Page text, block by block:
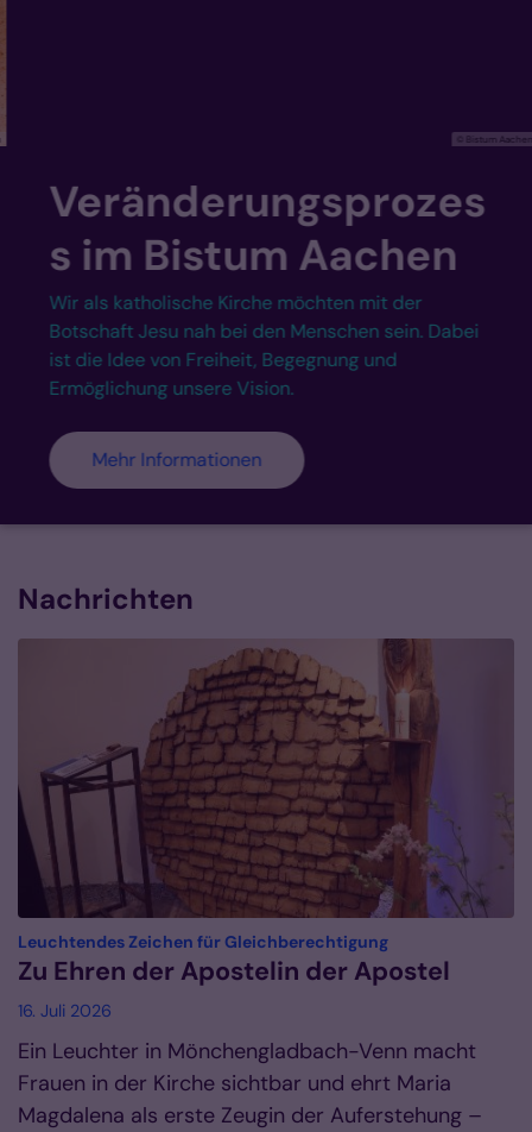
© Bistum Aachen
Veränderungsprozes
s im Bistum Aachen
Wir als katholische Kirche möchten mit der
Botschaft Jesu nah bei den Menschen sein. Dabei
ist die Idee von Freiheit, Begegnung und
Ermöglichung unsere Vision.
Mehr Informationen
Nachrichten
Leuchtendes Zeichen für Gleichberechtigung:
Zu Ehren der Apostelin der Apostel
16. Juli 2026
Ein Leuchter in Mönchengladbach-Venn macht
Frauen in der Kirche sichtbar und ehrt Maria
Magdalena als erste Zeugin der Auferstehung –